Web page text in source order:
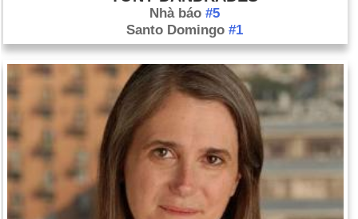
Nhà báo #5
Santo Domingo #1